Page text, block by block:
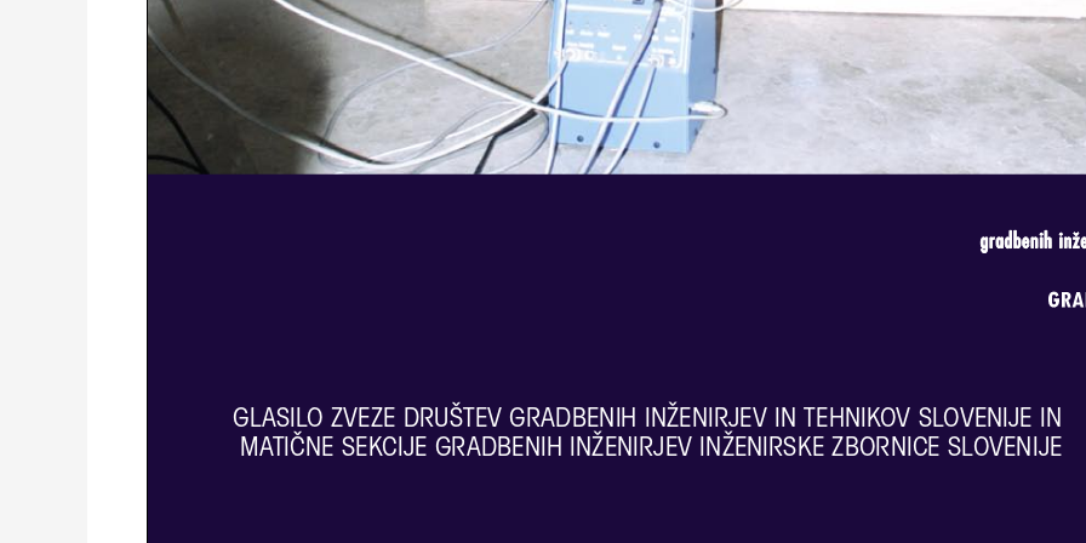
GLASILO ZVEZE DRUŠTEV GRADBENIH INŽENIRJEV IN TEHNIKOV SLOVENIJE IN
MATIČNE SEKCIJE GRADBENIH INŽENIRJEV INŽENIRSKE ZBORNICE SLOVENIJE
gradbenih